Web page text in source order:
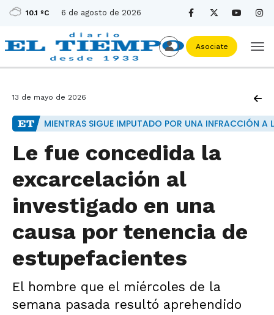
10.1 ºC 6 de agosto de 2026
Asociate
13 de mayo de 2026
MIENTRAS SIGUE IMPUTADO POR UNA INFRACCIÓN A
Le fue concedida la
excarcelación al
investigado en una
causa por tenencia de
estupefacientes
El hombre que el miércoles de la
semana pasada resultó aprehendido